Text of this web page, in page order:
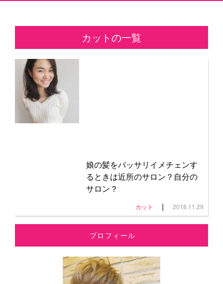
カットの一覧
娘の髪をバッサリイメチェンす
るときは近所のサロン？自分の
サロン？
カット | 2018.11.29
プロフィール